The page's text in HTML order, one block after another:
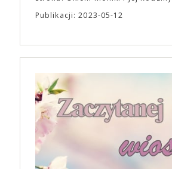
Publikacji: 2023-05-12